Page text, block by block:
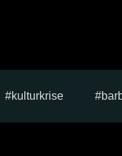
kulturkrise